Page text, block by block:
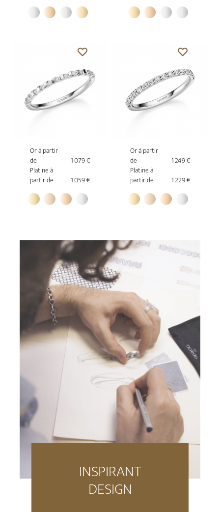
Or à partir
de
1 079 €
Platine à
partir de
1 059 €
Or à partir
de
1 249 €
Platine à
partir de
1 229 €
INSPIRANT
DESIGN